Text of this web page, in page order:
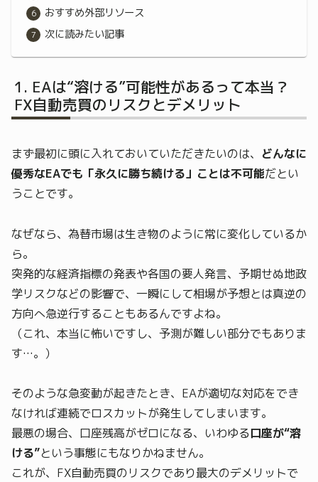
おすすめ外部リソース
次に読みたい記事
EAは“溶ける”可能性があるって本当？
FX自動売買のリスクとデメリット
まず最初に頭に入れておいていただきたいのは、 どんなに
優秀なEAでも「永久に勝ち続ける」ことは不可能だとい
うことです。
なぜなら、為替市場は生き物のように常に変化しているか
ら。
突発的な経済指標の発表や各国の要人発言、予期せぬ地政
学リスクなどの影響で、一瞬にして相場が予想とは真逆の
方向へ急逆行することもあるんですよね。
（これ、本当に怖いですし、予測が難しい部分でもありま
す…。）
そのような急変動が起きたとき、EAが適切な対応をでき
なければ連続でロスカットが発生してしまいます。
最悪の場合、口座残高がゼロになる、いわゆる口座が“溶
ける”という事態にもなりかねません。
これが、FX自動売買のリスクであり最大のデメリットで